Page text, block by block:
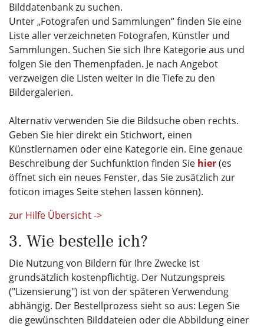
Bilddatenbank zu suchen.
Unter „Fotografen und Sammlungen“ finden Sie eine
Liste aller verzeichneten Fotografen, Künstler und
Sammlungen. Suchen Sie sich Ihre Kategorie aus und
folgen Sie den Themenpfaden. Je nach Angebot
verzweigen die Listen weiter in die Tiefe zu den
Bildergalerien.
Alternativ verwenden Sie die Bildsuche oben rechts.
Geben Sie hier direkt ein Stichwort, einen
Künstlernamen oder eine Kategorie ein. Eine genaue
Beschreibung der Suchfunktion finden Sie hier(es
öffnet sich ein neues Fenster, das Sie zusätzlich zur
foticon images Seite stehen lassen können).
zur Hilfe Übersicht ->
3. Wie bestelle ich?
Die Nutzung von Bildern für Ihre Zwecke ist
grundsätzlich kostenpflichtig. Der Nutzungspreis
("Lizensierung") ist von der späteren Verwendung
abhängig. Der Bestellprozess sieht so aus: Legen Sie
die gewünschten Bilddateien oder die Abbildung einer